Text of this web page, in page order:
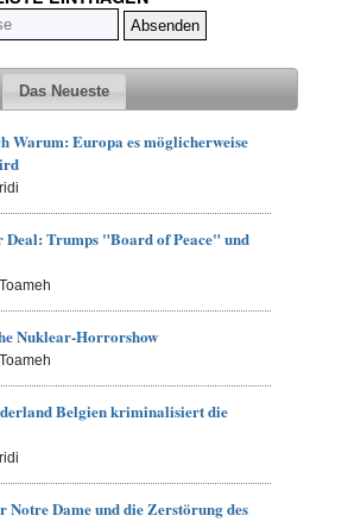
Das Neueste
Warum: Europa es möglicherweise
Trumps "Board of Peace" und
Nuklear-Horrorshow
Belgien kriminalisiert die
Notre Dame und die Zerstörung des